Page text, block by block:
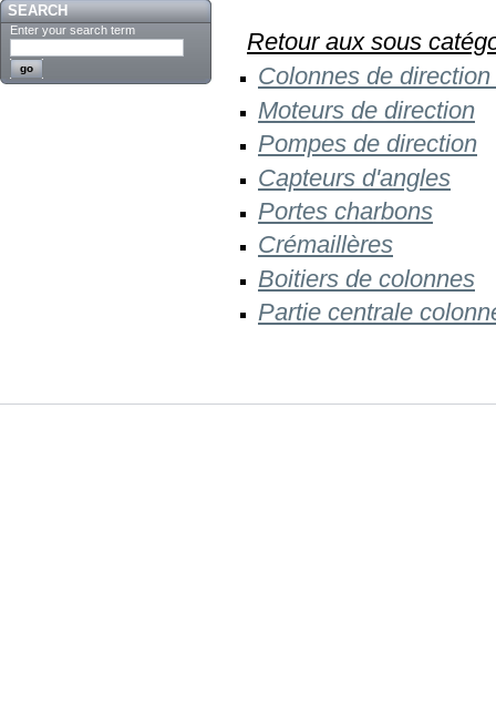
SEARCH
Enter your search term
Retour aux sous
Colonnes de
M oteurs de direction
Pompes de direction
Capteurs d'angles
Portes charbons
Crémaillères
Boitiers de colonnes
Partie centrale